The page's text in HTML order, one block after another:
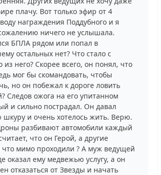
плачу. Вот только эфир от 4
награждения Поддубного и я
ничего не услышала.
БПЛА рядом или попал в
остальных нет? Что стало с
него? Скорее всего, он понял, что
мог бы скомандовать, чтобы
но он побежал к дороге ловить
Следов ожога на его упитанном
и сильно пострадал. Он давал
и очень хотелось жить. Верю.
разбивают автомобили каждый
что он Герой, а другие
что мимо проходили ? А муж ведущей
оказал ему медвежью услугу, а он
отказаться от Звезды и начать